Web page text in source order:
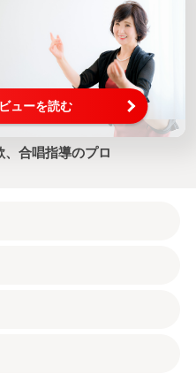
ューを読む
合唱指導のプロ